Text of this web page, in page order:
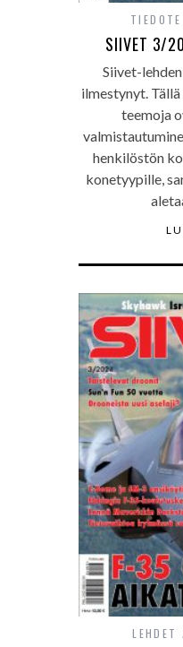
TIEDOTE
SIIVET 3/
Siivet-
ilmestynyt.
teemoja
henkilöstön
konetyypille,
LEHDET